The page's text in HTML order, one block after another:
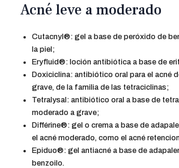
Acné leve a moderado
Cutacnyl®: gel a base de peróxido de
la piel;
Eryfluid®: loción antibiótica a base de
Doxiciclina: antibiótico oral para el acné
grave, de la familia de las tetraciclinas;
Tetralysal: antibiótico oral a base de
moderado a grave;
Différine®: gel o crema a base de
el acné moderado, como el acné
Epiduo®: gel antiacné a base de
benzoilo.